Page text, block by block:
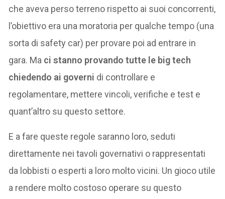
che aveva perso terreno rispetto ai suoi concorrenti,
l’obiettivo era una moratoria per qualche tempo (una
sorta di safety car) per provare poi ad entrare in
gara. Ma ci stanno provando tutte le big tech
chiedendo ai governi di controllare e
regolamentare, mettere vincoli, verifiche e test e
quant’altro su questo settore.
E a fare queste regole saranno loro, seduti
direttamente nei tavoli governativi o rappresentati
da lobbisti o esperti a loro molto vicini. Un gioco utile
a rendere molto costoso operare su questo